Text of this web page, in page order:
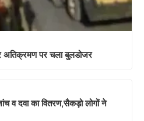
अतिक्रमण पर चला बुलडोजर
व दवा का वितरण,सैकड़ो लोगों ने